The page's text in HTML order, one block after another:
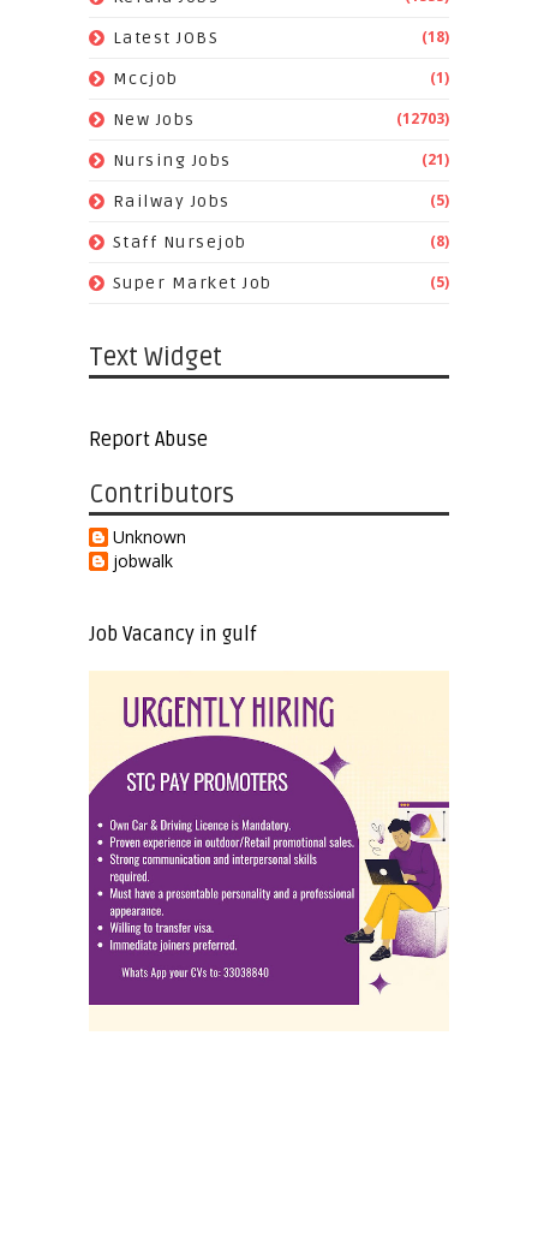
Latest JOBS (18)
Mccjob (1)
New Jobs (12703)
Nursing Jobs (21)
Railway Jobs (5)
Staff Nursejob (8)
Super Market Job (5)
Text Widget
Report Abuse
Contributors
Unknown
jobwalk
Job Vacancy in gulf